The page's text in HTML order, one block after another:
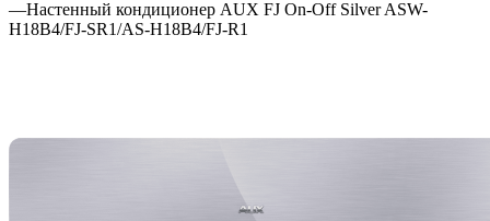
—Настенный кондиционер AUX FJ On-Off Silver ASW-
H18B4/FJ-SR1/AS-H18B4/FJ-R1